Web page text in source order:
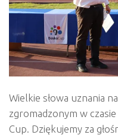
Wielkie słowa uznania
zgromadzonym w
Cup. Dziękujemy za